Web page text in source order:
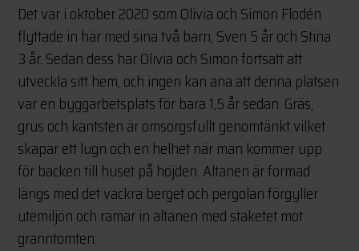
Det var i oktober 2020 som Olivia och Simon Flodén
flyttade in här med sina två barn, Sven 5 år och Stina
3 år. Sedan dess har Olivia och Simon fortsatt att
utveckla sitt hem, och ingen kan ana att denna platsen
var en byggarbetsplats för bara 1,5 år sedan. Gräs,
grus och kantsten är omsorgsfullt genomtänkt vilket
skapar ett lugn och en helhet när man kommer upp
för backen till huset på höjden. Altanen är formad
längs med det vackra berget och pergolan förgyller
utemiljön och ramar in altanen med staketet mot
granntomten.